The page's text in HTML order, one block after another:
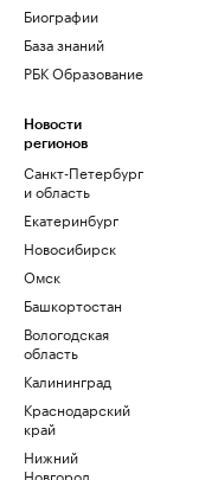
Биографии
База знаний
РБК Образование
Новости
регионов
Санкт-Петербург
и область
Екатеринбург
Новосибирск
Омск
Башкортостан
Вологодская
область
Калининград
Краснодарский
край
Нижний
Новгород